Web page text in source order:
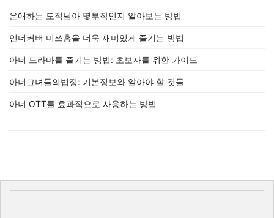
은애하는 도적님아 몇부작인지 알아보는 방법
언더커버 미쓰홍을 더욱 재미있게 즐기는 방법
아너 드라마를 즐기는 방법: 초보자를 위한 가이드
아너그녀들의법정: 기본정보와 알아야 할 것들
아너 OTT를 효과적으로 사용하는 방법